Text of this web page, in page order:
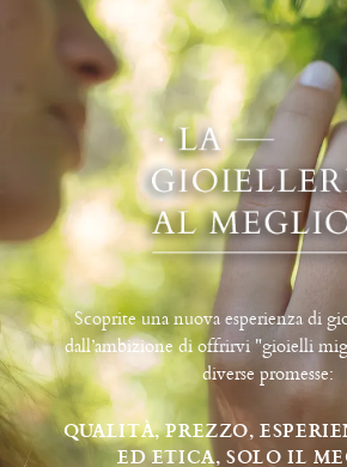
Scoprite una nuova esperienza di
dall’ambizione di offrirvi "gioielli
diverse promesse:
QUALITÀ, PREZZO,
ED ETICA, SOLO IL